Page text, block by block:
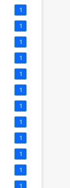
1
1
1
1
1
1
1
1
1
1
1
1